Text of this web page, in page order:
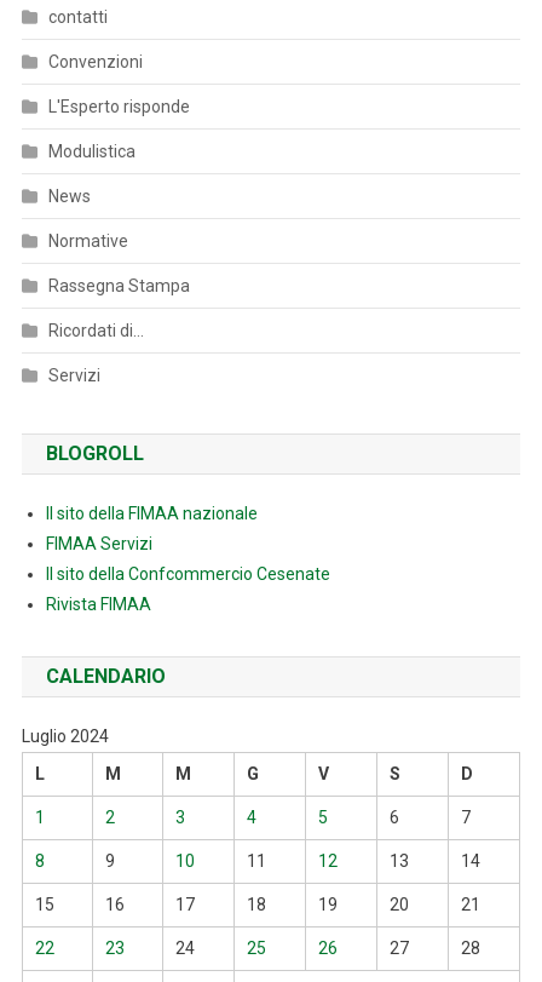
contatti
Convenzioni
L'Esperto risponde
Modulistica
News
Normative
Rassegna Stampa
Ricordati di…
Servizi
BLOGROLL
Il sito della FIMAA nazionale
FIMAA Servizi
Il sito della Confcommercio Cesenate
Rivista FIMAA
CALENDARIO
Luglio 2024
L
M M G V S D
1 2 3 4 5 6 7
8 9 10 11 12 13 14
15 16 17 18 19 20 21
22 23 24 25 26 27 28